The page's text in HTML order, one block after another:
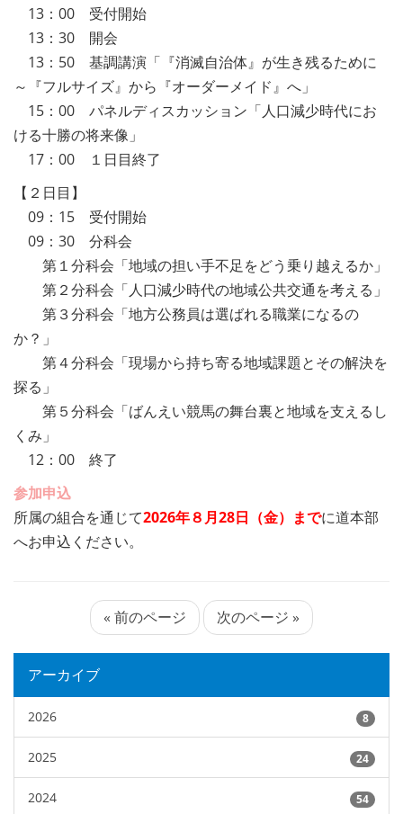
13：00 受付開始
13：30 開会
13：50 基調講演「『消滅自治体』が生き残るために
～『フルサイズ』から『オーダーメイド』へ」
15：00 パネルディスカッション「人口減少時代にお
ける十勝の将来像」
17：00 １日目終了
【２日目】
09：15 受付開始
09：30 分科会
第１分科会「地域の担い手不足をどう乗り越えるか」
第２分科会「人口減少時代の地域公共交通を考える」
第３分科会「地方公務員は選ばれる職業になるの
か？」
第４分科会「現場から持ち寄る地域課題とその解決を
探る」
第５分科会「ばんえい競馬の舞台裏と地域を支えるし
くみ」
12：00 終了
参加申込
所属の組合を通じて2026年８月28日（金）までに道本部
へお申込ください。
« 前のページ 次のページ »
アーカイブ
2026 8
2025 24
2024 54